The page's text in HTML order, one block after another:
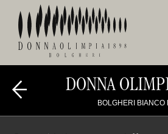
Donna
Olimpia
DONNA
BOLGHERI BIANCO
Back